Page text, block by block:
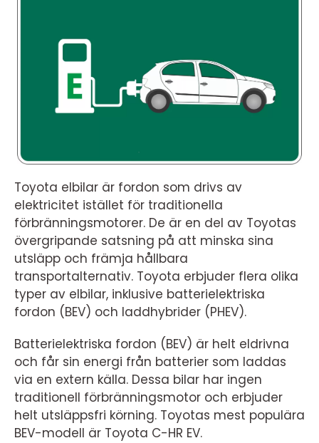
Toyota elbilar är fordon som drivs av
elektricitet istället för traditionella
förbränningsmotorer. De är en del av Toyotas
övergripande satsning på att minska sina
utsläpp och främja hållbara
transportalternativ. Toyota erbjuder flera olika
typer av elbilar, inklusive batterielektriska
fordon (BEV) och laddhybrider (PHEV).
Batterielektriska fordon (BEV) är helt eldrivna
och får sin energi från batterier som laddas
via en extern källa. Dessa bilar har ingen
traditionell förbränningsmotor och erbjuder
helt utsläppsfri körning. Toyotas mest populära
BEV-modell är Toyota C-HR EV.